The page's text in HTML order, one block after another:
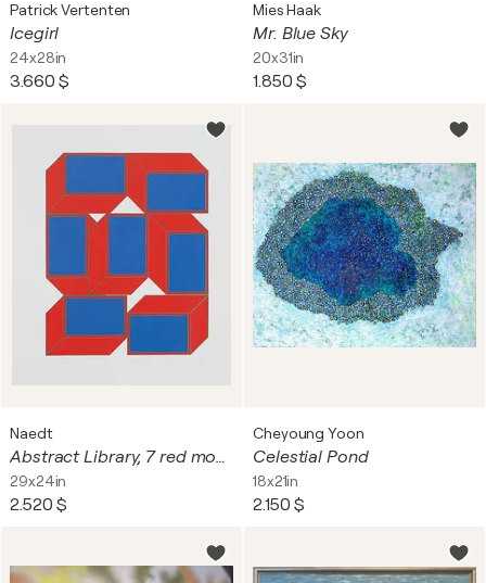
Patrick Vertenten
Icegirl
24x28in
3.660 $
Mies Haak
Mr. Blue Sky
20x31in
1.850 $
Naedt
Abstract Library, 7 red modules with cyan
29x24in
2.520 $
Cheyoung Yoon
Celestial Pond
18x21in
2.150 $